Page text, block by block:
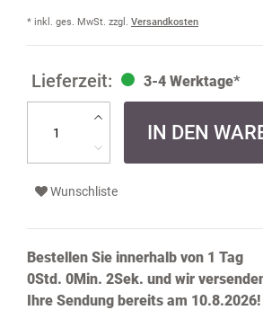
* inkl. ges. MwSt. zzgl. Versandkosten
3-4 Werktage*
IN DEN
Wunschliste
Bestellen Sie innerhalb von 1 Tag
0Std. 0Min. 2Sek. und wir
Ihre Sendung bereits am 10.8.2026!